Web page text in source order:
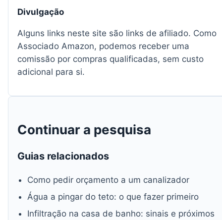
Divulgação
Alguns links neste site são links de afiliado. Como
Associado Amazon, podemos receber uma
comissão por compras qualificadas, sem custo
adicional para si.
Continuar a pesquisa
Guias relacionados
Como pedir orçamento a um canalizador
Água a pingar do teto: o que fazer primeiro
Infiltração na casa de banho: sinais e próximos